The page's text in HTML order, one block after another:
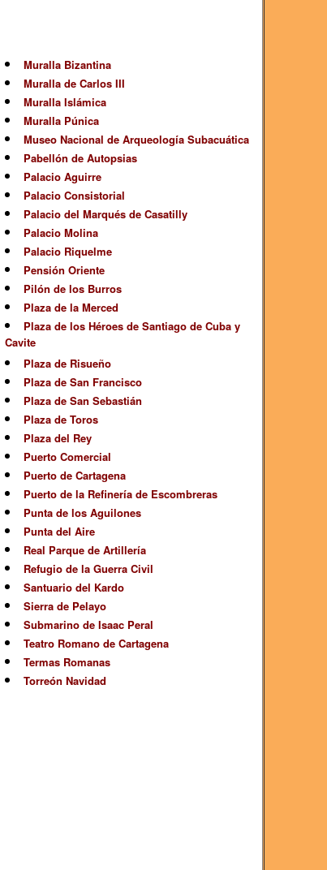
Muralla Bizantina
Muralla de Carlos III
Muralla Islámica
Muralla Púnica
Museo Nacional de Arqueología Subacuática
Pabellón de Autopsias
Palacio Aguirre
Palacio Consistorial
Palacio del Marqués de Casatilly
Palacio Molina
Palacio Riquelme
Pensión Oriente
Pilón de los Burros
Plaza de la Merced
Plaza de los Héroes de Santiago de Cuba y
Cavite
Plaza de Risueño
Plaza de San Francisco
Plaza de San Sebastián
Plaza de Toros
Plaza del Rey
Puerto Comercial
Puerto de Cartagena
Puerto de la Refinería de Escombreras
Punta de los Aguilones
Punta del Aire
Real Parque de Artillería
Refugio de la Guerra Civil
Santuario del Kardo
Sierra de Pelayo
Submarino de Isaac Peral
Teatro Romano de Cartagena
Termas Romanas
Torreón Navidad